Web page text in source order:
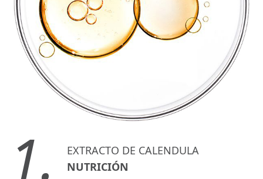
1.
EXTRACTO DE CALENDULA
NUTRICIÓN